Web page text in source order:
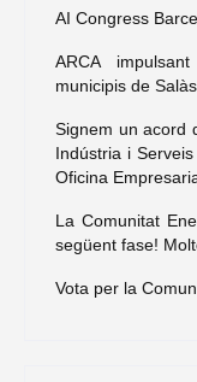
AI Congress
ARCA
municipis de
Signem un acord
Indústria i
Oficina
La Comunitat
següent fase!
Vota per la